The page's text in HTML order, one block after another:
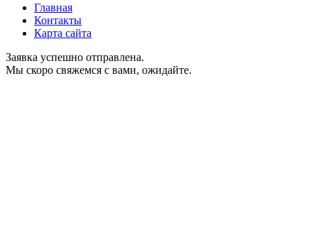
Главная
Контакты
Карта сайта
Заявка успешно отправлена.
Мы скоро свяжемся с вами, ожидайте.